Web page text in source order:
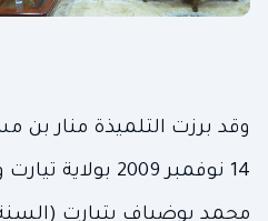
وقد برزت التلميذة منار بن
14 نوفمبر 2009
محمد بوضياف بتيارت (السنة